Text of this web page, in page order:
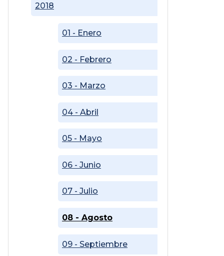
2018
01 - Enero
02 - Febrero
03 - Marzo
04 - Abril
05 - Mayo
06 - Junio
07 - Julio
08 - Agosto
09 - Septiembre